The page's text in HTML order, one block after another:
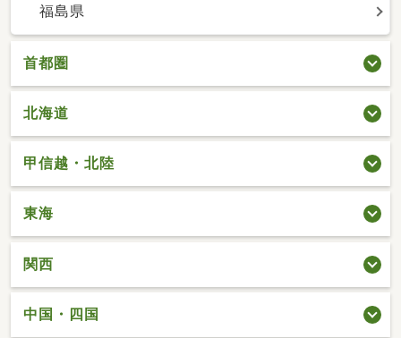
福島県
首都圏
北海道
甲信越・北陸
東海
関西
中国・四国